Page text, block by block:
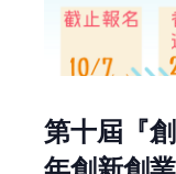
第十屆『